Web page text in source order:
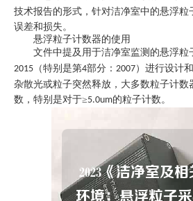
技术报告的形式，针对洁净室中的悬浮粒
误差和损失。
悬浮粒子计数器的使用
文件中提及用于洁净室监测的悬浮粒
2015（特别是第4部分： 2007）进行设计
杂散光或粒子突然释放，大多数粒子计数
数，特别是对于≥5.0um的粒子计数。